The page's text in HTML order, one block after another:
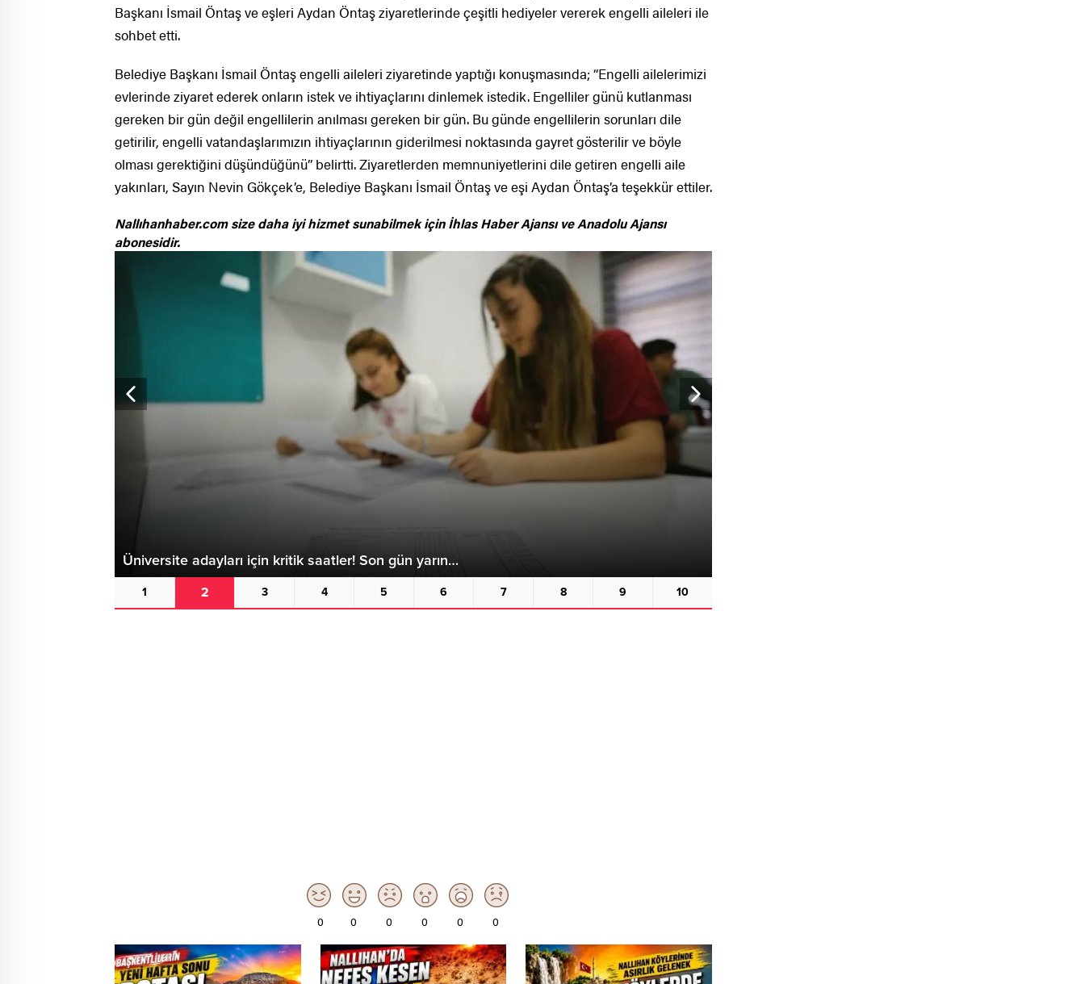
Başkanı İsmail Öntaş ve eşleri Aydan Öntaş ziyaretlerinde çeşitli hediyeler vererek engelli aileleri ile
sohbet etti.
Belediye Başkanı İsmail Öntaş engelli aileleri ziyaretinde yaptığı konuşmasında; “Engelli ailelerimizi
evlerinde ziyaret ederek onların istek ve ihtiyaçlarını dinlemek istedik. Engelliler günü kutlanması
gereken bir gün değil engellilerin anılması gereken bir gün. Bu günde engellilerin sorunları dile
getirilir, engelli vatandaşlarımızın ihtiyaçlarının giderilmesi noktasında gayret gösterilir ve böyle
olması gerektiğini düşündüğünü” belirtti. Ziyaretlerden memnuniyetlerini dile getiren engelli aile
yakınları, Sayın Nevin Gökçek’e, Belediye Başkanı İsmail Öntaş ve eşi Aydan Öntaş’a teşekkür ettiler.
Nallıhanhaber.com size daha iyi hizmet sunabilmek için İhlas Haber Ajansı ve Anadolu Ajansı
abonesidir.
0 0 0 0 0 0